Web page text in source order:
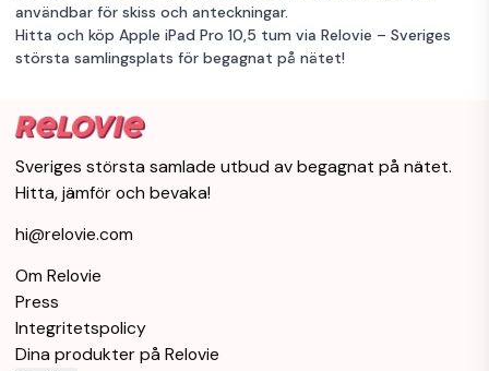
användbar för skiss och anteckningar.
Hitta och köp Apple iPad Pro 10,5 tum via Relovie – Sveriges
största samlingsplats för begagnat på nätet!
Sveriges största samlade utbud av begagnat på nätet.
Hitta, jämför och bevaka!
hi@relovie.com
Om Relovie
Press
Integritetspolicy
Dina produkter på Relovie